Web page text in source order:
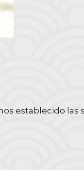
establecido las